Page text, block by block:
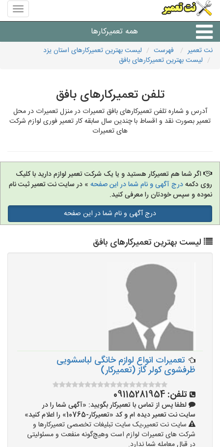
منوی
سایت
تعمیر
همه تعمیرکارها
شرکت های تعمیرات لوازم
نت تعمیر فهرست
لیست بهترین تعمیرکارهای استان یزد
لیست بهترین تعمیرکارهای بافق
تلفن تعمیرکارهای بافق
آدرس و شماره تلفن تعمیرکارهای بافق تعمیرات در منزل تعمیرات در محل
تعمیر بصورت نقد و اقساط با چندین سال سابقه کار تعمیر فوری لوازم شرکت
های تعمیرات
اگر شما هم تعمیرکار هستید و یا یک شرکت تعمیر لوازم دارید با کلیک
روی دکمهدرج آگهی و نام شما در این صفحه » در سایت نت تعمیر ثبت نام
نموده و سپس خودتان را معرفی کنید.
درج آگهی و نام شما در این صفحه
لیست بهترین تعمیرکارهای بافق
تعمیرات انواع لوازم خانگی لباسشویی
ظرفشوی کولر گاز (تعمیرکار)
تلفن: 09115281954
لطفا پس از تماس با تعمیرکار بگویید: «آگهی شما را در
سایت نت تعمیر دیده ام و کد «تعمیرکار-10765» را اعلام کنید»
سایت نت تعمیر،یک سایت تبلیغات تخصصی تعمیرکارها و
شرکت های تعمیرات لوازم است وهیچ‌گونه منفعت و مسئولیتی
در قبال معامله شما ندارد.